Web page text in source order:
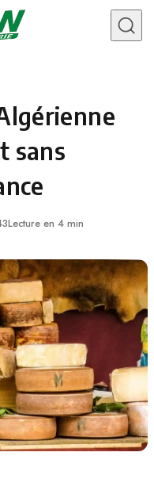
sans
Lecture en 4 min